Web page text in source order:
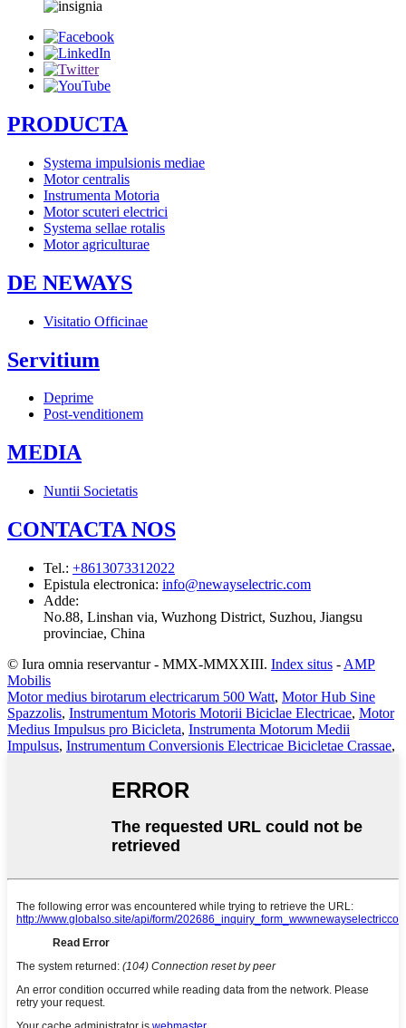
PRODUCTA
Systema impulsionis mediae
Motor centralis
Instrumenta Motoria
Motor scuteri electrici
Systema sellae rotalis
Motor agriculturae
DE NEWAYS
Visitatio Officinae
Servitium
Deprime
Post-venditionem
MEDIA
Nuntii Societatis
CONTACTA NOS
Tel.: +8613073312022
Epistula electronica: info@newayselectric.com
Adde:
No.88, Linshan via, Wuzhong District, Suzhou, Jiangsu
provinciae, China
© Iura omnia reservantur - MMX-MMXXIII. Index situs - AMP
Mobilis
Motor medius birotarum electricarum 500 Watt, Motor Hub Sine
Spazzolis, Instrumentum Motoris Motorii Biciclae Electricae, Motor
Medius Impulsus pro Bicicleta, Instrumenta Motorum Medii
Impulsus, Instrumentum Conversionis Electricae Bicicletae Crassae,